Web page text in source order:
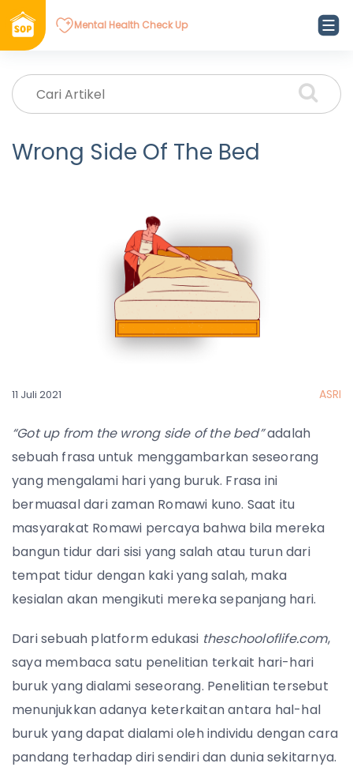
Mental Health Check Up
Wrong Side Of The Bed
11 Juli 2021 ASRI
“Got up from the wrong side of the bed”adalah
sebuah frasa untuk menggambarkan seseorang
yang mengalami hari yang buruk. Frasa ini
bermuasal dari zaman Romawi kuno. Saat itu
masyarakat Romawi percaya bahwa bila mereka
bangun tidur dari sisi yang salah atau turun dari
tempat tidur dengan kaki yang salah, maka
kesialan akan mengikuti mereka sepanjang hari.
Dari sebuah platform edukasi theschooloflife.com,
saya membaca satu penelitian terkait hari-hari
buruk yang dialami seseorang. Penelitian tersebut
menunjukkan adanya keterkaitan antara hal-hal
buruk yang dapat dialami oleh individu dengan cara
pandang terhadap diri sendiri dan dunia sekitarnya.